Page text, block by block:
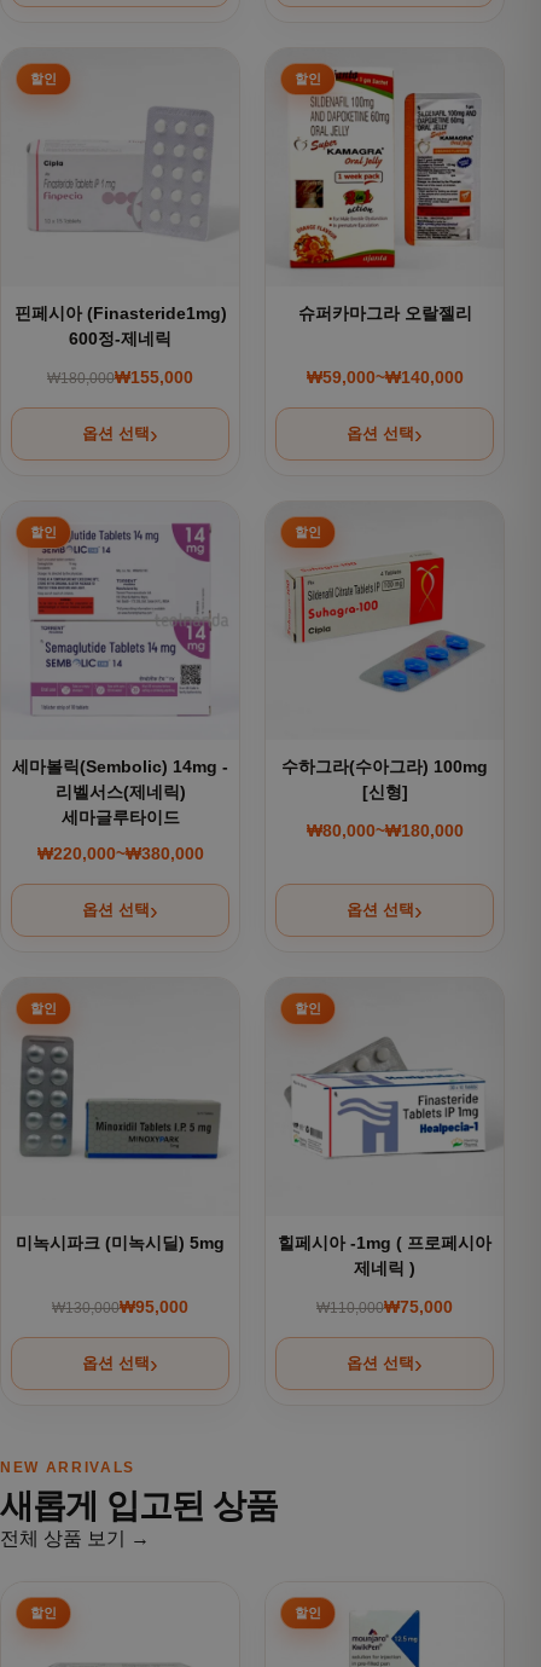
핀페시아 (Finasteride1mg)
600정-제네릭
₩180,000 원래 가격: ₩180,000.
₩155,000
현재 가격: ₩155,000.
옵션 선택
여러 상품 옵션이 이 상품에 있습니다. 상품 페이지에서 옵션
슈퍼카마그라 오랄젤리
₩59,000~₩140,000
가격 범위:
옵션 선택
여러 상품 옵션이 이 상품에
세마볼릭(Sembolic) 14mg -
리벨서스(제네릭)
세마글루타이드
₩220,000~₩380,000
가격 범위: ₩220,000~₩380,000
옵션 선택
여러 상품 옵션이 이 상품에 있습니다. 상품 페이지에서 옵션
수하그라(수아그라) 100mg
[신형]
₩80,000~₩180,000
가격 범위:
옵션 선택
여러 상품 옵션이 이 상품에
미녹시파크 (미녹시딜) 5mg
₩130,000원래 가격: ₩130,000.
₩95,000
현재 가격: ₩95,000.
옵션 선택
여러 상품 옵션이 이 상품에 있습니다. 상품 페이지에서 옵션
힐페시아 -1mg ( 프로페시아
제네릭 )
₩110,000원래 가격:
₩75,000
현재 가격: ₩75,000.
옵션 선택
여러 상품 옵션이 이 상품에
NEW ARRIVALS
새롭게 입고된 상품
전체 상품 보기 →
여러 상품 옵션이 이 상품에 있습니다. 상품 페이지에서 옵션